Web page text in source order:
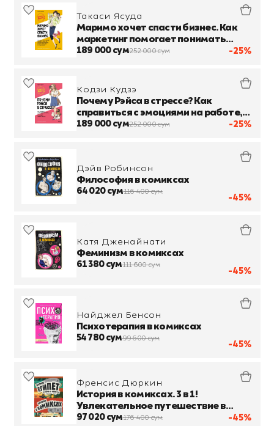
-25%
Такаси Ясуда
Маримо хочет спасти бизнес. Как
маркетинг помогает понимать
клиентов, обходить конкурентов и
189 000 сум252 000 сум
-25%
Кодзи Кудзэ
Почему Рэйса в стрессе? Как
справиться с эмоциями на работе,
найти себя и раскрыть свой
189 000 сум252 000 сум
-45%
Дэйв Робинсон
Философия в комиксах
64 020 сум116 400 сум
-45%
Катя Дженайнати
Феминизм в комиксах
61 380 сум111 600 сум
-45%
Найджел Бенсон
Психотерапия в комиксах
54 780 сум99 600 сум
-45%
Френсис Дюркин
История в комиксах. 3 в 1!
Увлекательное путешествие в
прошлое в картинках и играх!
97 020 сум176 400 сум